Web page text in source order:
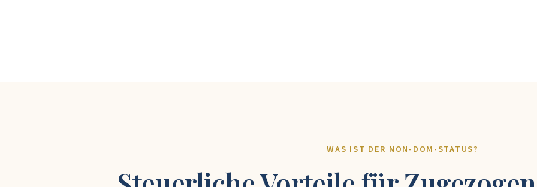
WAS IST DER NON-DOM-STATUS?